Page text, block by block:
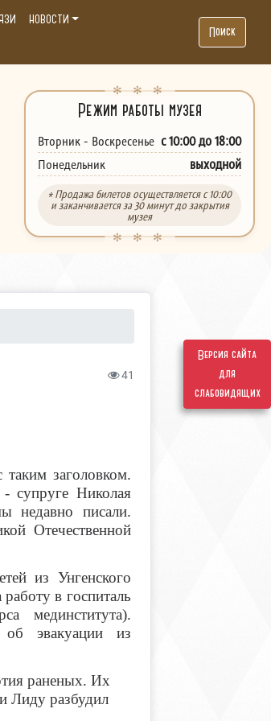
Версия сайта
для
слабовидящих
НОВОСТИ
Поиск
Режим работы музея
Вторник - Воскресенье с 10:00 до 18:00
Понедельник выходной
* Продажа билетов осуществляется с 10:00
и заканчивается за 30 минут до закрытия
музея
41
заголовком.
супруге Николая
недавно писали.
Отечественной
из Унгенского
в госпиталь
мединститута).
об эвакуации из
раненых. Их
Лиду разбудил